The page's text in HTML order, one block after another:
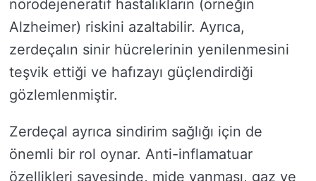
nörodejeneratif hastalıkların (örneğin
Alzheimer) riskini azaltabilir. Ayrıca,
zerdeçalın sinir hücrelerinin yenilenmesini
teşvik ettiği ve hafızayı güçlendirdiği
gözlemlenmiştir.
Zerdeçal ayrıca sindirim sağlığı için de
önemli bir rol oynar. Anti-inflamatuar
özellikleri sayesinde, mide yanması, gaz ve